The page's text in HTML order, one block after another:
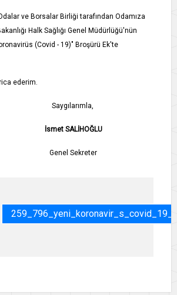
ve Borsalar Birliği tarafından Odamıza
Halk Sağlığı Genel Müdürlüğü'nün
(Covid - 19)" Broşürü Ek'te
ederim.
Saygılarımla,
İsmet SALİHOĞLU
Genel Sekreter